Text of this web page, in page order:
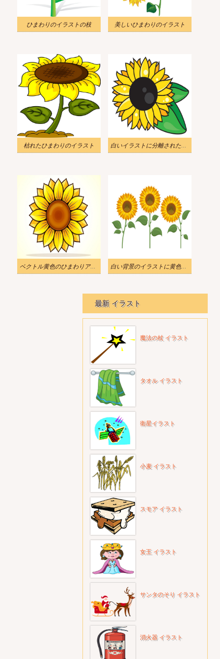
ひまわりのイラストの枝 美しいひまわりのイラスト
枯れたひまわりのイラスト 白いイラストに分離された葉を持つシンボルヒマワリ
ベクトル黄色のひまわりアイコン デザイン イラスト 白い背景のイラストに黄色のひまわり
最新 イラスト
魔法の杖 イラスト
タオル イラスト
衛星イラスト
小麦 イラスト
スモア イラスト
女王 イラスト
サンタのそり イラスト
消火器 イラスト